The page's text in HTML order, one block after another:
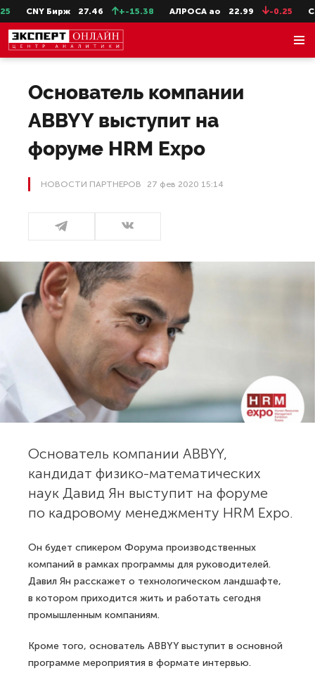
Бирж 27.46 +-15.38 АЛРОСА ао 22.99 -0.25 СевСт-
Основатель компании
ABBYY выступит на
форуме HRM Expo
НОВОСТИ ПАРТНЕРОВ 27 фев 2020 15:14
Основатель компании ABBYY,
кандидат физико-математических
наук Давид Ян выступит на форуме
по кадровому менеджменту HRM Expo.
Он будет спикером Форума производственных
компаний в рамках программы для руководителей.
Давил Ян расскажет о технологическом ландшафте,
в котором приходится жить и работать сегодня
промышленным компаниям.
Кроме того, основатель ABBYY выступит в основной
программе мероприятия в формате интервью.